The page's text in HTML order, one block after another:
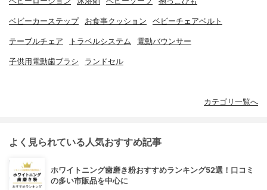
ベビーカーステップ お食事クッション ベビーチェアベルト
テーブルチェア トラベルシステム 電動バウンサー
子供用電動歯ブラシ ランドセル
カテゴリ一覧へ
よく見られている人気おすすめ記事
ホワイトニング歯磨き粉おすすめランキング52選！口コミ
の多い市販品を中心に